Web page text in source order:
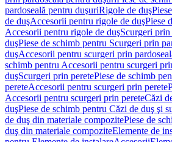
pardoseală pentru duşuriRigole de duş
de duşAccesorii pentru rigole de duşPiese
Accesorii pentru rigole de duşScurgeri prin
duşPiese de schimb pentru Scurgeri prin
duşAccesorii pentru scurgeri prin
schimb pentru Accesorii pentru scurgeri
duşScurgeri prin peretePiese de schimb
pereteAccesorii pentru scurgeri prin perete
Accesorii pentru scurgeri prin pereteCăzi
duşPiese de schimb pentru Căzi de duş şi
de duş din materiale compozitePiese de
duş din materiale compoziteElemente de